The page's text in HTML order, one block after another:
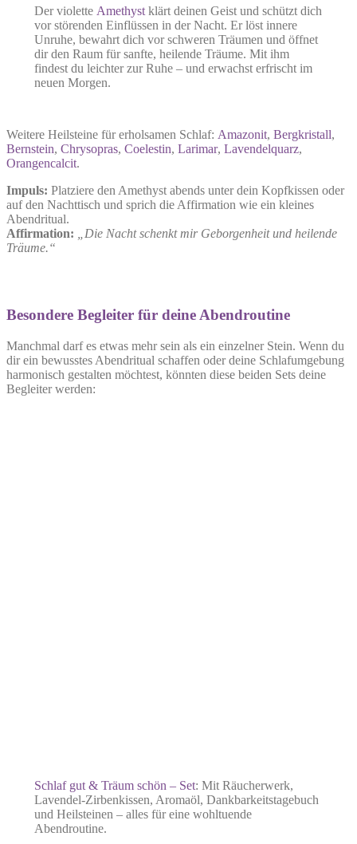
Der violette Amethystklärt deinen Geist und schützt dich
vor störenden Einflüssen in der Nacht. Er löst innere
Unruhe, bewahrt dich vor schweren Träumen und öffnet
dir den Raum für sanfte, heilende Träume. Mit ihm
findest du leichter zur Ruhe – und erwachst erfrischt im
neuen Morgen.
Weitere Heilsteine für erholsamen Schlaf: Amazonit, Bergkristall,
Bernstein, Chrysopras, Coelestin, Larimar, Lavendelquarz,
Orangencalcit.
Impuls: Platziere den Amethyst abends unter dein Kopfkissen oder
auf den Nachttisch und sprich die Affirmation wie ein kleines
Abendritual.
Affirmation:
„Die Nacht schenkt mir Geborgenheit und heilende
Träume.“
Besondere Begleiter für deine Abendroutine
Manchmal darf es etwas mehr sein als ein einzelner Stein. Wenn du
dir ein bewusstes Abendritual schaffen oder deine Schlafumgebung
harmonisch gestalten möchtest, könnten diese beiden Sets deine
Begleiter werden:
Schlaf gut & Träum schön – Set: Mit Räucherwerk,
Lavendel-Zirbenkissen, Aromaöl, Dankbarkeitstagebuch
und Heilsteinen – alles für eine wohltuende
Abendroutine.